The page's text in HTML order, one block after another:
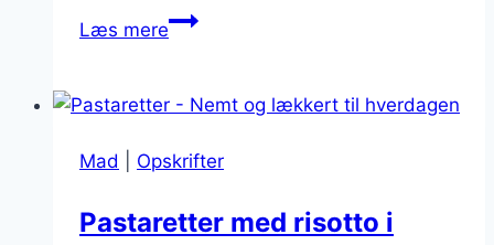
Læs mereGlutenfrie
dem
glutenintolerance
Mad Opskrifter
Pastaretter med risotto i